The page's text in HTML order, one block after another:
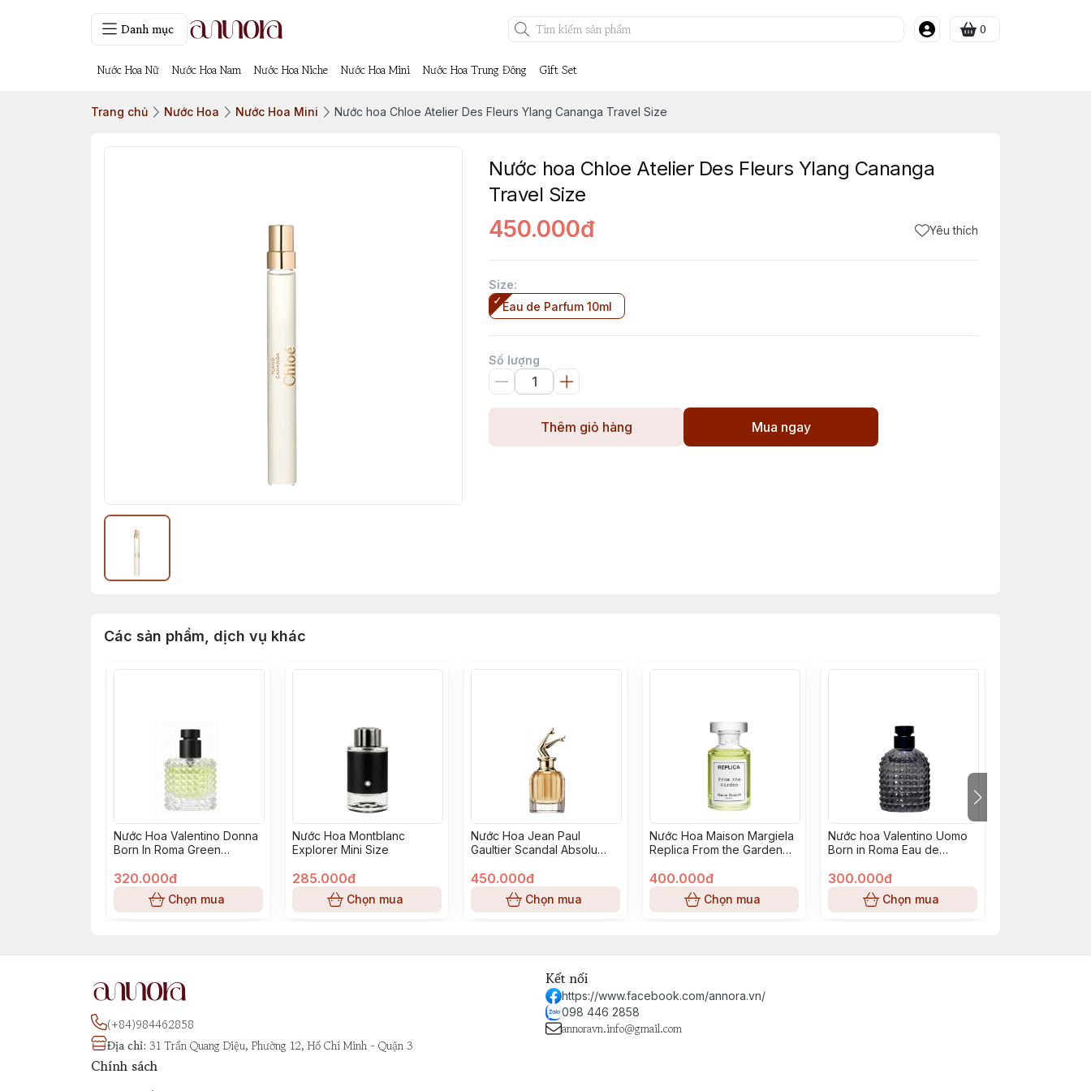
Danh mục 0
Nước Hoa Nữ Nước Hoa Nam Nước Hoa Niche Nước Hoa Mini Nước Hoa Trung Đông Gift Set
Trang chủ Nước Hoa Nước Hoa Mini Nước hoa Chloe Atelier Des Fleurs Ylang Cananga Travel Size
Nước hoa Chloe Atelier Des Fleurs Ylang Cananga
Travel Size
450.000đ Yêu thích
Size:
Eau de Parfum 10ml
Số lượng
Thêm giỏ hàng Mua ngay
Các sản phẩm, dịch vụ khác
Nước Hoa Valentino Donna
Born In Roma Green
320.000đ
Chọn mua
Nước Hoa Montblanc
Explorer Mini Size
285.000đ
Chọn mua
Nước Hoa Jean Paul
Gaultier Scandal Absolu
450.000đ
Chọn mua
Nước Hoa Maison Margiela
Replica From the Garden
400.000đ
Chọn mua
Nước hoa Valentino Uomo
Born in Roma Eau de
300.000đ
Chọn mua
(+84)984462858
Địa chỉ: 31 Trần Quang Diệu, Phường 12, Hồ Chí Minh - Quận 3
Kết nối
https://www.facebook.com/annora.vn/
098 446 2858
annoravn.info@gmail.com
Chính sách